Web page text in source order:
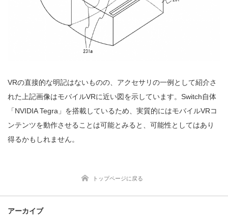
VRの直接的な明記はないものの、アクセサリの一例として紹介さ
れた上記画像はモバイルVRに近い図を示しています。Switch自体
「NVIDIA Tegra」を搭載しているため、実質的にはモバイルVRコ
ンテンツを動作させることは可能とみると、可能性としてはあり
得るかもしれません。
トップページに戻る
アーカイブ